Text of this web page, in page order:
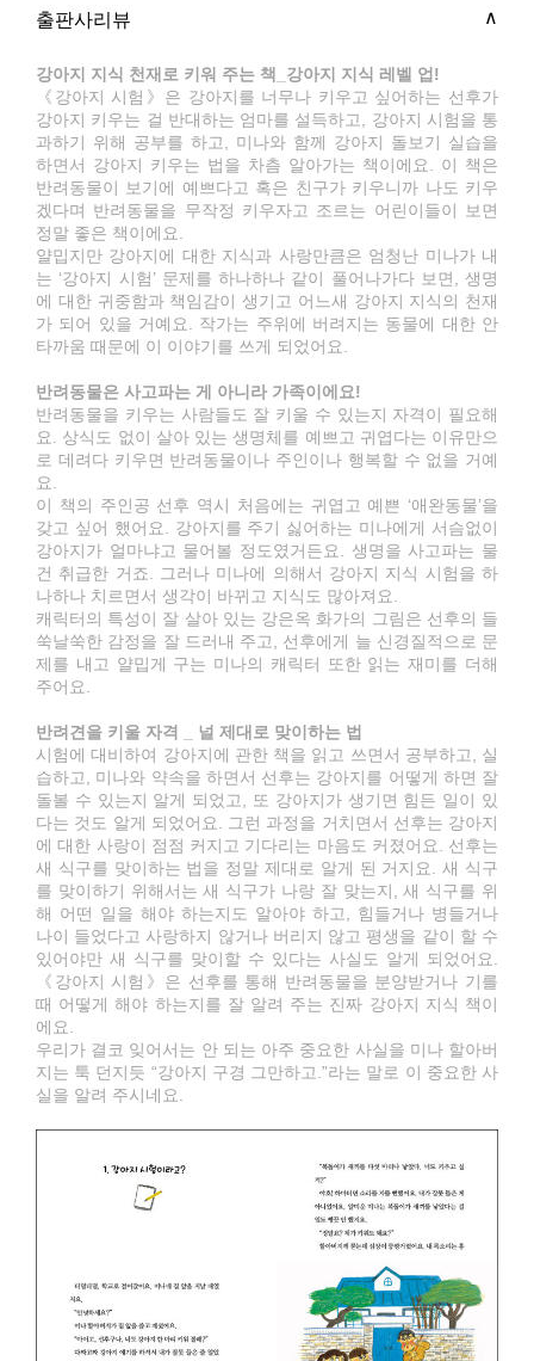
출판사리뷰
강아지 지식 천재로 키워 주는 책_강아지 지식 레벨 업!
《강아지 시험》은 강아지를 너무나 키우고 싶어하는 선후가
강아지 키우는 걸 반대하는 엄마를 설득하고, 강아지 시험을 통
과하기 위해 공부를 하고, 미나와 함께 강아지 돌보기 실습을
하면서 강아지 키우는 법을 차츰 알아가는 책이에요. 이 책은
반려동물이 보기에 예쁘다고 혹은 친구가 키우니까 나도 키우
겠다며 반려동물을 무작정 키우자고 조르는 어린이들이 보면
정말 좋은 책이에요.
얄밉지만 강아지에 대한 지식과 사랑만큼은 엄청난 미나가 내
는 ‘강아지 시험’ 문제를 하나하나 같이 풀어나가다 보면, 생명
에 대한 귀중함과 책임감이 생기고 어느새 강아지 지식의 천재
가 되어 있을 거예요. 작가는 주위에 버려지는 동물에 대한 안
타까움 때문에 이 이야기를 쓰게 되었어요.
반려동물은 사고파는 게 아니라 가족이에요!
반려동물을 키우는 사람들도 잘 키울 수 있는지 자격이 필요해
요. 상식도 없이 살아 있는 생명체를 예쁘고 귀엽다는 이유만으
로 데려다 키우면 반려동물이나 주인이나 행복할 수 없을 거예
요.
이 책의 주인공 선후 역시 처음에는 귀엽고 예쁜 ‘애완동물’을
갖고 싶어 했어요. 강아지를 주기 싫어하는 미나에게 서슴없이
강아지가 얼마냐고 물어볼 정도였거든요. 생명을 사고파는 물
건 취급한 거죠. 그러나 미나에 의해서 강아지 지식 시험을 하
나하나 치르면서 생각이 바뀌고 지식도 많아져요.
캐릭터의 특성이 잘 살아 있는 강은옥 화가의 그림은 선후의 들
쑥날쑥한 감정을 잘 드러내 주고, 선후에게 늘 신경질적으로 문
제를 내고 얄밉게 구는 미나의 캐릭터 또한 읽는 재미를 더해
주어요.
반려견을 키울 자격 _ 널 제대로 맞이하는 법
시험에 대비하여 강아지에 관한 책을 읽고 쓰면서 공부하고, 실
습하고, 미나와 약속을 하면서 선후는 강아지를 어떻게 하면 잘
돌볼 수 있는지 알게 되었고, 또 강아지가 생기면 힘든 일이 있
다는 것도 알게 되었어요. 그런 과정을 거치면서 선후는 강아지
에 대한 사랑이 점점 커지고 기다리는 마음도 커졌어요. 선후는
새 식구를 맞이하는 법을 정말 제대로 알게 된 거지요. 새 식구
를 맞이하기 위해서는 새 식구가 나랑 잘 맞는지, 새 식구를 위
해 어떤 일을 해야 하는지도 알아야 하고, 힘들거나 병들거나
나이 들었다고 사랑하지 않거나 버리지 않고 평생을 같이 할 수
있어야만 새 식구를 맞이할 수 있다는 사실도 알게 되었어요.
《강아지 시험》은 선후를 통해 반려동물을 분양받거나 기를
때 어떻게 해야 하는지를 잘 알려 주는 진짜 강아지 지식 책이
에요.
우리가 결코 잊어서는 안 되는 아주 중요한 사실을 미나 할아버
지는 툭 던지듯 “강아지 구경 그만하고.”라는 말로 이 중요한 사
실을 알려 주시네요.